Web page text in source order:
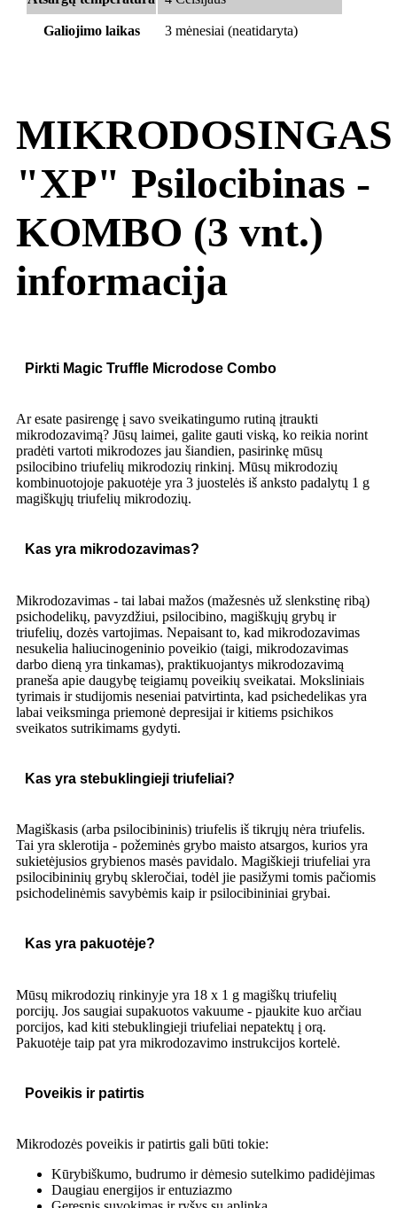
Galiojimo laikas 3 mėnesiai (neatidaryta)
MIKRODOSINGAS
"XP" Psilocibinas -
KOMBO (3 vnt.)
informacija
Pirkti Magic Truffle Microdose Combo
Ar esate pasirengę į savo sveikatingumo rutiną įtraukti
mikrodozavimą? Jūsų laimei, galite gauti viską, ko reikia norint
pradėti vartoti mikrodozes jau šiandien, pasirinkę mūsų
psilocibino triufelių mikrodozių rinkinį. Mūsų mikrodozių
kombinuotojoje pakuotėje yra 3 juostelės iš anksto padalytų 1 g
magiškųjų triufelių mikrodozių.
Kas yra mikrodozavimas?
Mikrodozavimas - tai labai mažos (mažesnės už slenkstinę ribą)
psichodelikų, pavyzdžiui, psilocibino, magiškųjų grybų ir
triufelių, dozės vartojimas. Nepaisant to, kad mikrodozavimas
nesukelia haliucinogeninio poveikio (taigi, mikrodozavimas
darbo dieną yra tinkamas), praktikuojantys mikrodozavimą
praneša apie daugybę teigiamų poveikių sveikatai. Moksliniais
tyrimais ir studijomis neseniai patvirtinta, kad psichedelikas yra
labai veiksminga priemonė depresijai ir kitiems psichikos
sveikatos sutrikimams gydyti.
Kas yra stebuklingieji triufeliai?
Magiškasis (arba psilocibininis) triufelis iš tikrųjų nėra triufelis.
Tai yra sklerotija - požeminės grybo maisto atsargos, kurios yra
sukietėjusios grybienos masės pavidalo. Magiškieji triufeliai yra
psilocibininių grybų skleročiai, todėl jie pasižymi tomis pačiomis
psichodelinėmis savybėmis kaip ir psilocibininiai grybai.
Kas yra pakuotėje?
Mūsų mikrodozių rinkinyje yra 18 x 1 g magiškų triufelių
porcijų. Jos saugiai supakuotos vakuume - pjaukite kuo arčiau
porcijos, kad kiti stebuklingieji triufeliai nepatektų į orą.
Pakuotėje taip pat yra mikrodozavimo instrukcijos kortelė.
Poveikis ir patirtis
Mikrodozės poveikis ir patirtis gali būti tokie:
Kūrybiškumo, budrumo ir dėmesio sutelkimo padidėjimas
Daugiau energijos ir entuziazmo